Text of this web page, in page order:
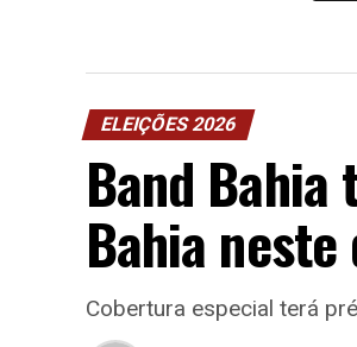
ELEIÇÕES 2026
Band Bahia
Bahia
Cobertura especial terá